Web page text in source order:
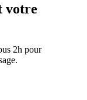
votre
2h pour